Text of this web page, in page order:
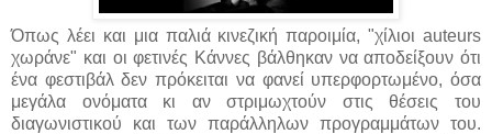
Όπως λέει και μια παλιά κινεζική παροιμία, "χίλιοι auteurs
χωράνε" και οι φετινές Κάννες βάλθηκαν να αποδείξουν ότι
ένα φεστιβάλ δεν πρόκειται να φανεί υπερφορτωμένο, όσα
μεγάλα ονόματα κι αν στριμωχτούν στις θέσεις του
διαγωνιστικού και των παράλληλων προγραμμάτων του.